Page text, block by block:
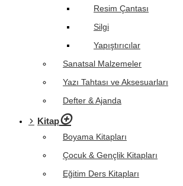
Resim Çantası
Silgi
Yapıştırıcılar
Sanatsal Malzemeler
Yazı Tahtası ve Aksesuarları
Defter & Ajanda
Kitap
Boyama Kitapları
Çocuk & Gençlik Kitapları
Eğitim Ders Kitapları